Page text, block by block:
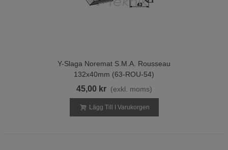
Y-Slaga Noremat S.M.A. Rousseau
132x40mm (63-ROU-54)
45,00 kr (exkl. moms)
Lägg Till I Varukorgen